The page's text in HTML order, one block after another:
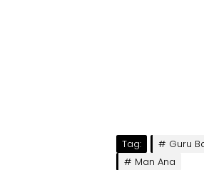
Tag: Guru
Man Ana